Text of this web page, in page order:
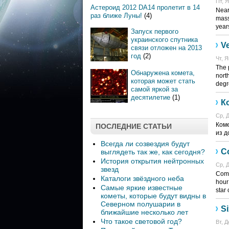
Астероид 2012 DA14 пролетит в 14
раз ближе Луны! (4)
Запуск первого
украинского спутника
связи отложен на 2013
год (2)
Обнаружена комета,
которая может стать
самой яркой за
десятилетие (1)
ПОСЛЕДНИЕ СТАТЬИ
Всегда ли созвездия будут
выглядеть так же, как сегодня?
История открытия нейтронных
звезд
Каталоги звёздного неба
Самые яркие известные
кометы, которые будут видны в
Северном полушарии в
ближайшие несколько лет
Что такое световой год?
Чт,
The
Ср,
из
Ср,
star
Вт,